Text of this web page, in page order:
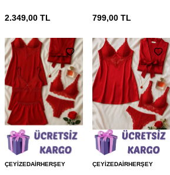
2.349,00 TL 799,00 TL
ÇEYIZEDAIRHERŞEY ÇEYIZEDAIRHERŞEY